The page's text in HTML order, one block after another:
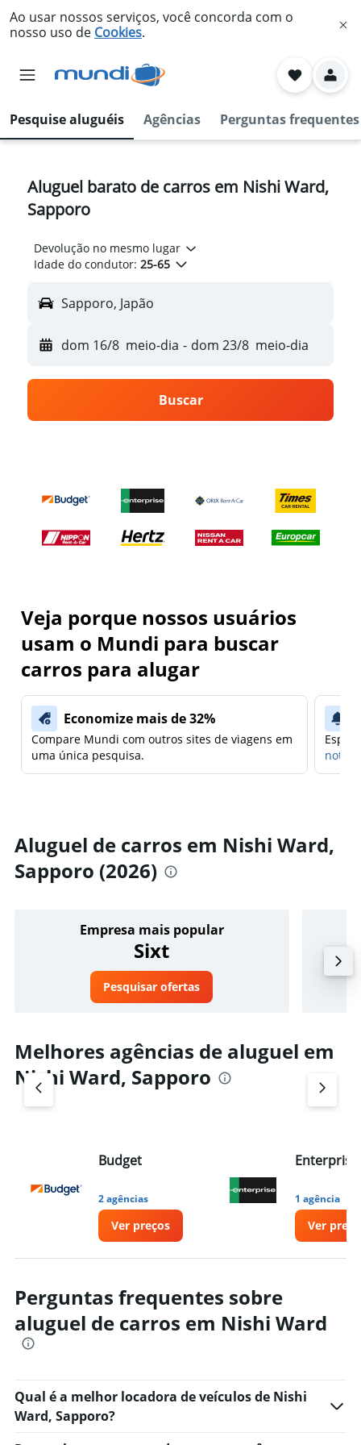
Ao usar nossos serviços, você concorda com o
nosso uso de Cookies.
Pesquise aluguéis Agências Perguntas frequentes
Aluguel barato de carros em Nishi Ward,
Sapporo
Devolução no mesmo lugar
Idade do condutor: 25-65
Sapporo, Japão
dom 16/8 meio-dia - dom 23/8 meio-dia
Buscar
Veja porque nossos usuários
usam o Mundi para buscar
carros para alugar
Economize mais de 32%
Compare Mundi com outros sites de viagens em
uma única pesquisa.
Aluguel de carros em Nishi Ward,
Sapporo (2026)
Empresa mais popular
Sixt
Pesquisar ofertas
Melhores agências de aluguel em
Nishi Ward, Sapporo
Budget
2 agências
Ver preços
Enterprise
1 agência
Ver
Perguntas frequentes sobre
aluguel de carros em Nishi Ward
Qual é a melhor locadora de veículos de Nishi
Ward, Sapporo?